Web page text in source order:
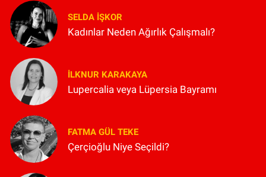
SELDA İŞKOR
Kadınlar Neden Ağırlık Çalışmalı?
İLKNUR KARAKAYA
Lupercalia veya Lüpersia Bayramı
FATMA GÜL TEKE
Çerçioğlu Niye Seçildi?